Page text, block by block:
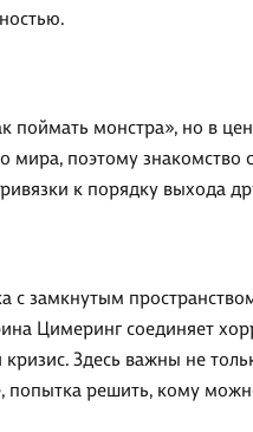
поймать монстра», но в
поэтому знакомство
к порядку выхода
с замкнутым
Цимеринг соединяет
Здесь важны не
попытка решить, кому